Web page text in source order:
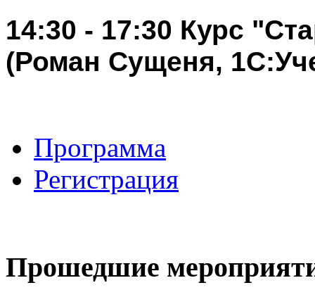
14:30 - 17:30 Курс
(Роман Сущеня,
Программа
Регистрация
Прошедшие